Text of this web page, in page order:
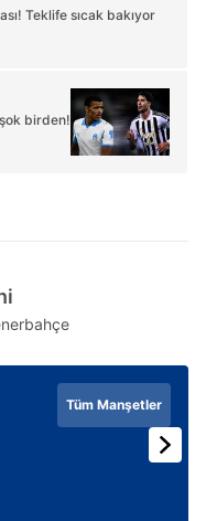
Teklife sıcak bakıyor
birden!
Tüm Manşetler